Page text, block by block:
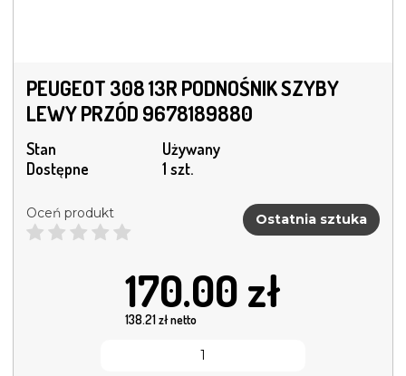
PEUGEOT 308 13R PODNOŚNIK SZYBY
LEWY PRZÓD 9678189880
Stan
Używany
Dostępne
1 szt.
Oceń produkt Ostatnia sztuka
170.00 zł
138.21zł netto